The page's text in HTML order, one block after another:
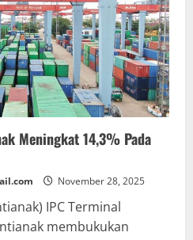
Meningkat 14,3% Pada
November 28, 2025
IPC Terminal
membukukan